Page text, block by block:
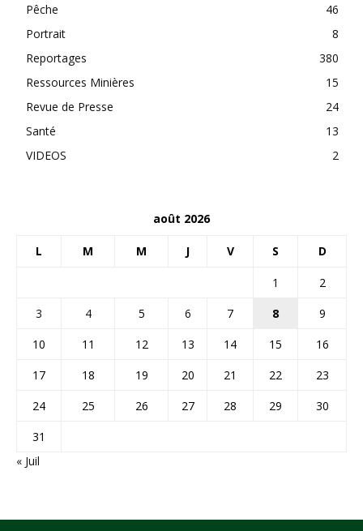
Pêche
46
Portrait
8
Reportages
380
Ressources Minières
15
Revue de Presse
24
Santé
13
VIDEOS
2
août 2026
L M M J V S D
1
2
3
4 5 6 7 8
9
10
11 12 13 14 15
16
17
18 19 20 21 22
23
24
25 26 27 28 29
30
31
« Juil